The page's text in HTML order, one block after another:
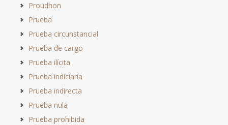
Proudhon
Prueba
Prueba circunstancial
Prueba de cargo
Prueba ilícita
Prueba indiciaria
Prueba indirecta
Prueba nula
Prueba prohibida